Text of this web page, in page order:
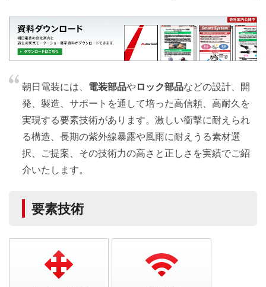
朝日電装には、 電装部品やロック部品などの設計、開
発、製造、サポートを通して培った高信頼、高耐久を
実現する要素技術があります。激しい衝撃に耐えられ
る構造、長期の紫外線暴露や風雨に耐えうる素材選
択、ご提案、その技術力の高さと正しさを実績でご紹
介いたします。
要素技術